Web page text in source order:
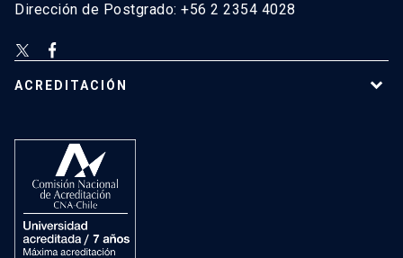
Dirección de Postgrado: +56 2 2354 4028
ACREDITACIÓN